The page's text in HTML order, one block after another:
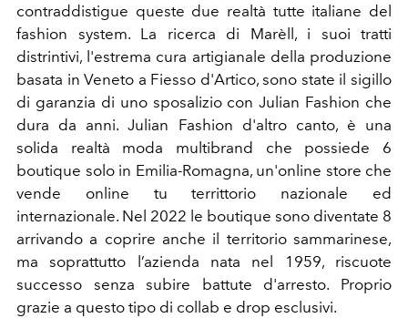
contraddistigue queste due realtà tutte italiane del
fashion system. La ricerca di Marèll, i suoi tratti
distrintivi, l'estrema cura artigianale della produzione
basata in Veneto a Fiesso d'Artico, sono state il sigillo
di garanzia di uno sposalizio con Julian Fashion che
dura da anni. Julian Fashion d'altro canto, è una
solida realtà moda multibrand che possiede 6
boutique solo in Emilia-Romagna, un'online store che
vende online tu territtorio nazionale ed
internazionale. Nel 2022 le boutique sono diventate 8
arrivando a coprire anche il territorio sammarinese,
ma soprattutto l’azienda nata nel 1959, riscuote
successo senza subire battute d'arresto. Proprio
grazie a questo tipo di collab e drop esclusivi.